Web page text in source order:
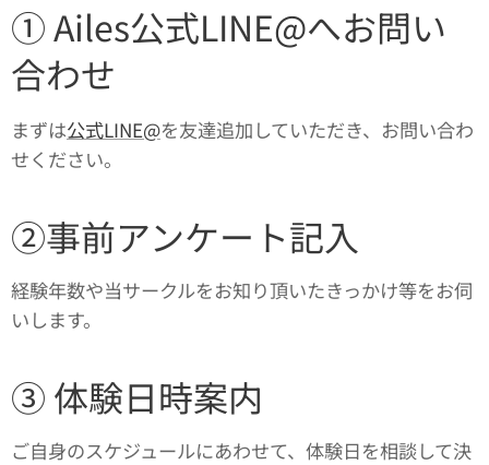
① Ailes公式LINE@へお問い
合わせ
まずは公式LINE@を友達追加していただき、お問い合わ
せください。
②事前アンケート記入
経験年数や当サークルをお知り頂いたきっかけ等をお伺
いします。
③ 体験日時案内
ご自身のスケジュールにあわせて、体験日を相談して決